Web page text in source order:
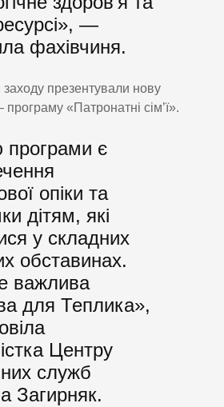
—
фахівчиня.
заходу презентували нову
програму «Патронатні сім’ї».
є
опіки та
дітям, які
у складних
обставинах.
важлива
для Теплика»,
Центру
служб
Загирняк.